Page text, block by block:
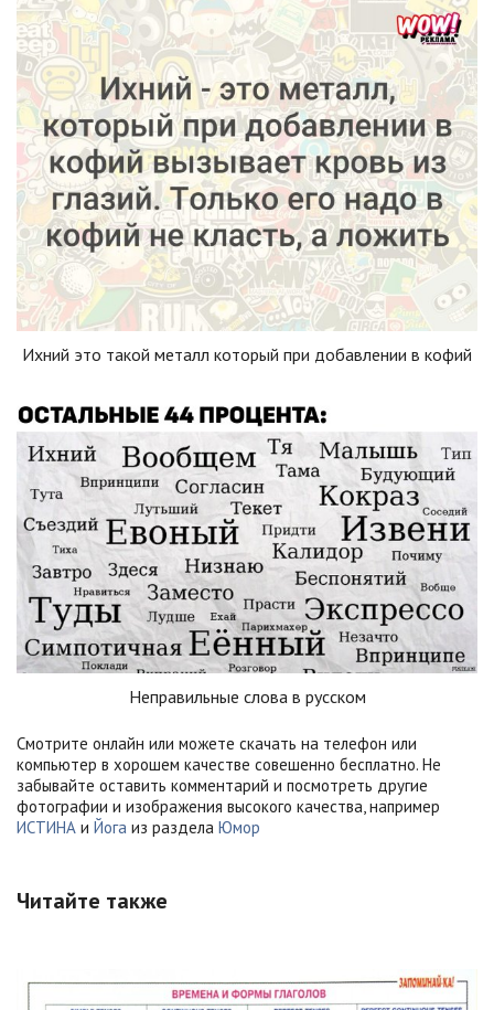
Ихний это такой металл который при добавлении в кофий
Неправильные слова в русском
Смотрите онлайн или можете скачать на телефон или
компьютер в хорошем качестве совешенно бесплатно. Не
забывайте оставить комментарий и посмотреть другие
фотографии и изображения высокого качества, например
ИСТИНА и Йога из раздела Юмор
Читайте также